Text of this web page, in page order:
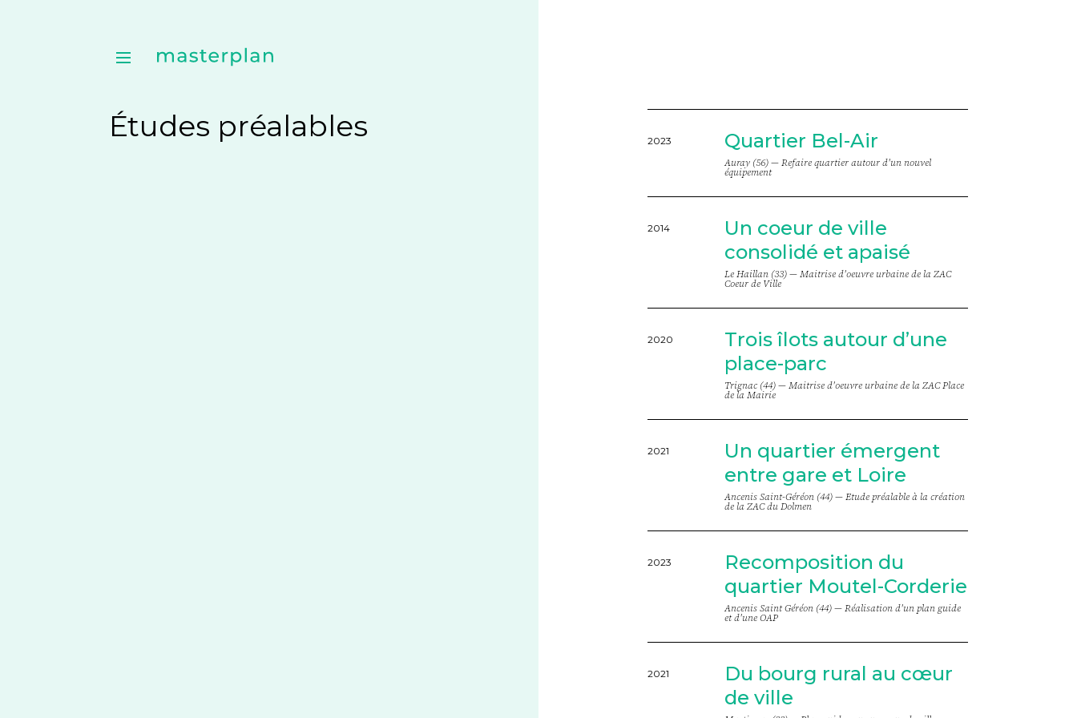
Études préalables 2023 Quartier Bel-Air
Auray (56) —Refaire quartier autour d'un nouvel
équipement
2014
Un coeur de ville
consolidé et apaisé
Le Haillan (33) —Maitrise d'oeuvre urbaine de la ZAC
Coeur de Ville
2020
Trois îlots autour d’une
place-parc
Trignac (44) —Maitrise d'oeuvre urbaine de la ZAC Place
de la Mairie
2021
Un quartier émergent
entre gare et Loire
Ancenis Saint-Géréon (44) —Etude préalable à la création
de la ZAC du Dolmen
2023
Recomposition du
quartier Moutel-Corderie
Ancenis Saint Géréon (44) —Réalisation d'un plan guide
et d'une OAP
2021
Du bourg rural au cœur
de ville